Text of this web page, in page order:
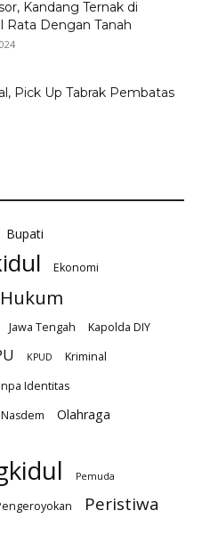
Kandang Ternak di
Rata Dengan Tanah
Pick Up Tabrak Pembatas
Bupati
Ekonomi
Hukum
Jawa Tengah
Kapolda DIY
KPUD
Kriminal
Identitas
Nasdem Olahraga
Pemuda
Peristiwa